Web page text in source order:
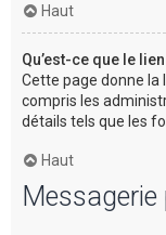
Haut
Qu’est-ce que le
Cette page donne la
compris les
détails tels que les
Haut
Messagerie